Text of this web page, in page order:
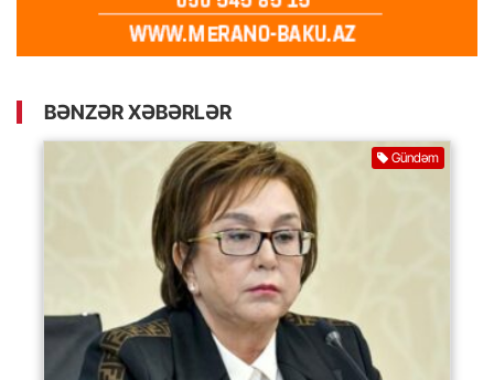
BƏNZƏR XƏBƏRLƏR
Gündəm